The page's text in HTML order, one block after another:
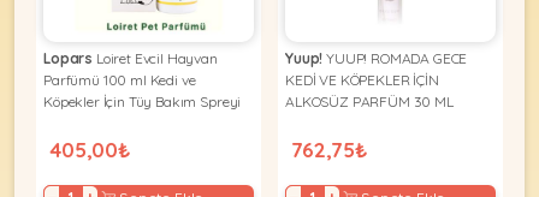
Lopars Loiret Evcil Hayvan
Parfümü 100 ml Kedi ve
Köpekler İçin Tüy Bakım Spreyi
405,00₺
Yuup! YUUP! ROMADA GECE
KEDİ VE KÖPEKLER İÇİN
ALKOSÜZ PARFÜM 30 ML
762,75₺